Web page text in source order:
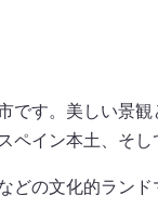
す。美しい景
イン本土、そし
の文化的ラン